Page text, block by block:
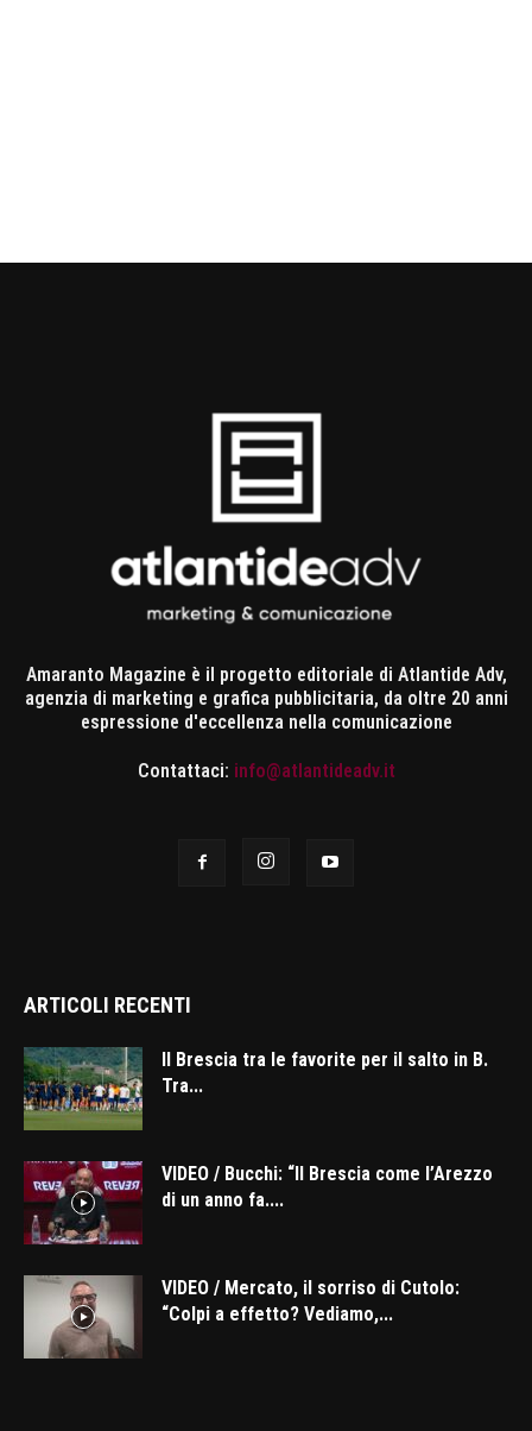
Amaranto Magazine è il progetto editoriale di Atlantide Adv,
agenzia di marketing e grafica pubblicitaria, da oltre 20 anni
espressione d'eccellenza nella comunicazione
Contattaci: info@atlantideadv.it
ARTICOLI RECENTI
Il Brescia tra le favorite per il salto in B.
Tra...
VIDEO / Bucchi: “Il Brescia come l’Arezzo
di un anno fa....
VIDEO / Mercato, il sorriso di Cutolo:
“Colpi a effetto? Vediamo,...